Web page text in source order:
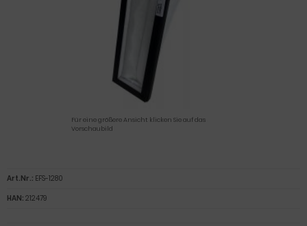
Für eine größere Ansicht klicken Sie auf das
Vorschaubild
Art.Nr.: EFS-1280
HAN: 212479